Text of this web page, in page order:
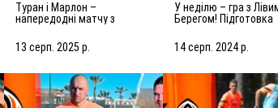
Туран і Марлон –
напередодні матчу з
все можливе для
досягнення мети
13 серп. 2025 р.
У неділю – гра з Лівим
Берегом! Підготовка
новачком УПЛ
14 серп. 2024 р.